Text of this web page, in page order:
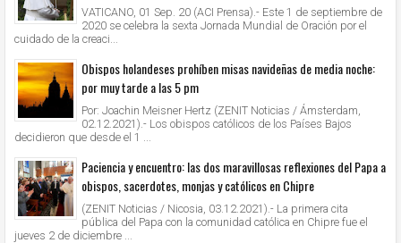
VATICANO, 01 Sep. 20 (ACI Prensa).- Este 1 de septiembre de
2020 se celebra la sexta Jornada Mundial de Oración por el
cuidado de la creaci...
Obispos holandeses prohíben misas navideñas de media noche:
por muy tarde a las 5 pm
Por: Joachin Meisner Hertz (ZENIT Noticias / Ámsterdam,
02.12.2021).- Los obispos católicos de los Países Bajos
decidieron que desde el 1 ...
Paciencia y encuentro: las dos maravillosas reflexiones del Papa a
obispos, sacerdotes, monjas y católicos en Chipre
(ZENIT Noticias / Nicosia, 03.12.2021).- La primera cita
pública del Papa con la comunidad católica en Chipre fue el
jueves 2 de diciembre ...